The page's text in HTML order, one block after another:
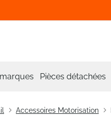
Pièces détachées
Accessoires Motorisation